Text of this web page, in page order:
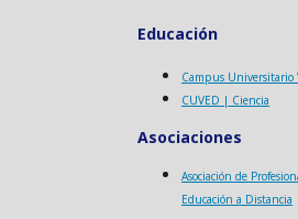
Educación
Campus Universitario
CUVED | Ciencia
Asociaciones
Asociación de
Educación a Distancia